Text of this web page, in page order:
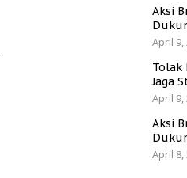
Aksi
April 9,
Tolak
Jaga
April 9,
Aksi
April 8,